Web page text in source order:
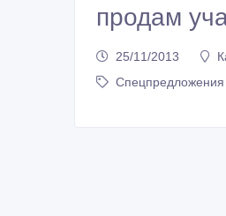
продам
25/11/2013
Спецпредложения